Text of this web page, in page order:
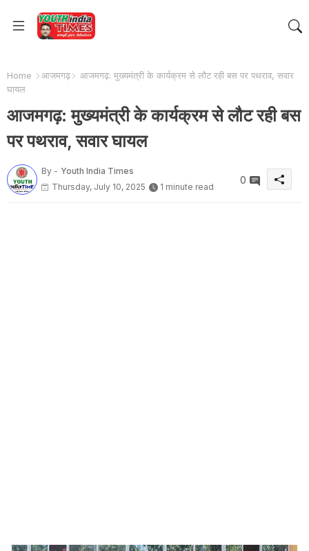
Home आजमगढ़
आजमगढ़: मुख्यमंत्री के कार्यक्रम से लौट रही बस पर पथराव, सवार
घायल
आजमगढ़: मुख्यमंत्री के कार्यक्रम से लौट रही बस
पर पथराव, सवार घायल
By - Youth India Times
Thursday, July 10, 2025
1 minute read
0